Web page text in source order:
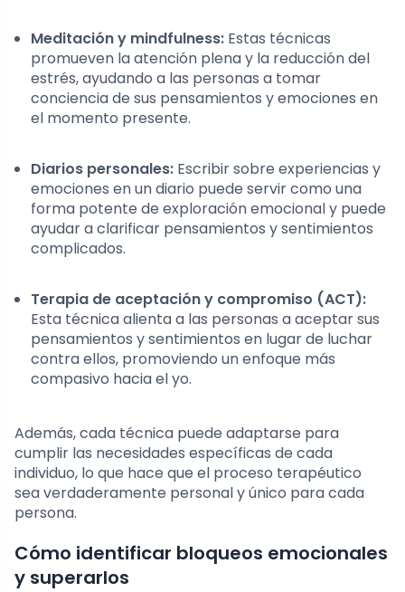
Meditación y mindfulness: Estas técnicas
promueven la atención plena y la reducción del
estrés, ayudando a las personas a tomar
conciencia de sus pensamientos y emociones en
el momento presente.
Diarios personales: Escribir sobre experiencias y
emociones en un diario puede servir como una
forma potente de exploración emocional y puede
ayudar a clarificar pensamientos y sentimientos
complicados.
Terapia de aceptación y compromiso (ACT):
Esta técnica alienta a las personas a aceptar sus
pensamientos y sentimientos en lugar de luchar
contra ellos, promoviendo un enfoque más
compasivo hacia el yo.
Además, cada técnica puede adaptarse para
cumplir las necesidades específicas de cada
individuo, lo que hace que el proceso terapéutico
sea verdaderamente personal y único para cada
persona.
Cómo identificar bloqueos emocionales
y superarlos